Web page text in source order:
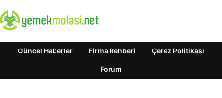
Güncel Haberler Firma Rehberi Çerez Politikası
Forum